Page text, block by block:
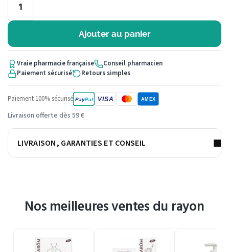
Ajouter au panier
Vraie pharmacie française
Conseil pharmacien
Paiement sécurisé
Retours simples
Paiement 100% sécurisé PayPal VISA AMEX
Livraison offerte dès 59 €
LIVRAISON, GARANTIES ET CONSEIL
Nos meilleures ventes du rayon